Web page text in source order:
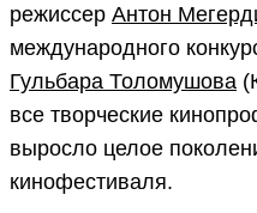
режиссер Антон
международного
Гульбара Толомушова
все творческие
выросло целое
кинофестиваля.